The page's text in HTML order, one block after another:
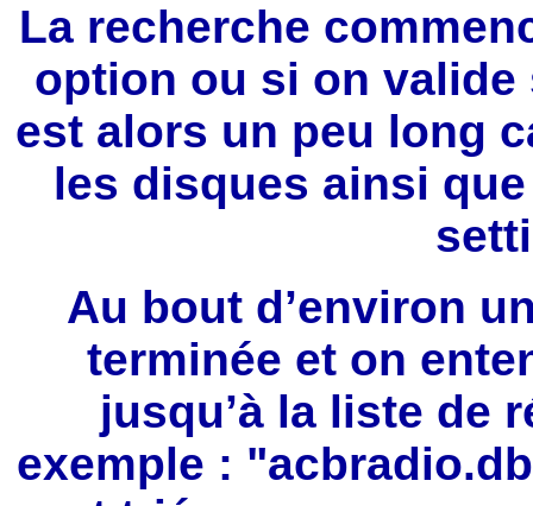
La recherche
option ou si on
est alors un peu long
les disques ainsi
Au bout d’environ
terminée et on
jusqu’à la liste de
exemple :